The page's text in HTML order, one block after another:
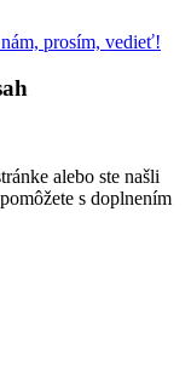
prosím, vedieť!
alebo ste našli
s doplnením